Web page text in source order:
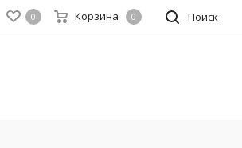
Поиск
0 Корзина 0